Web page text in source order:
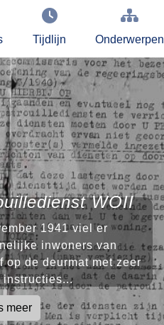
Tijdlijn Onderwerpen
WOII
1941 viel er
inwoners van
op de deurmat met zeer
instructies...
meer